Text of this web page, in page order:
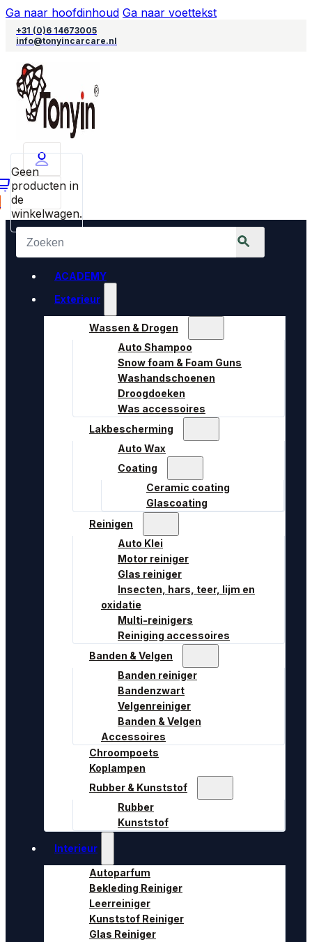
Ga naar hoofdinhoud Ga naar voettekst
+31 (0)6 14673005
info@tonyincarcare.nl
Geen
producten in
de
winkelwagen.
ACADEMY
Exterieur
Wassen & Drogen
Auto Shampoo
Snow foam & Foam Guns
Washandschoenen
Droogdoeken
Was accessoires
Lakbescherming
Auto Wax
Coating
Ceramic coating
Glascoating
Reinigen
Auto Klei
Motor reiniger
Glas reiniger
Insecten, hars, teer, lijm en
oxidatie
Multi-reinigers
Reiniging accessoires
Banden & Velgen
Banden reiniger
Bandenzwart
Velgenreiniger
Banden & Velgen
Accessoires
Chroompoets
Koplampen
Rubber & Kunststof
Rubber
Kunststof
Interieur
Autoparfum
Bekleding Reiniger
Leerreiniger
Kunststof Reiniger
Glas Reiniger